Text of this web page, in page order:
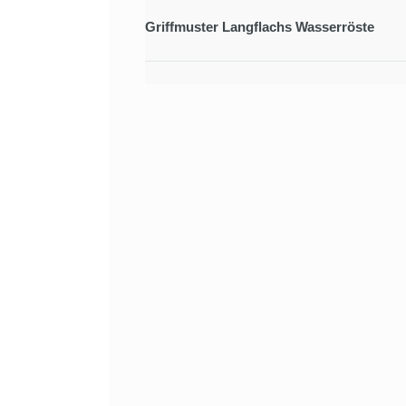
Griffmuster Langflachs Wasserröste